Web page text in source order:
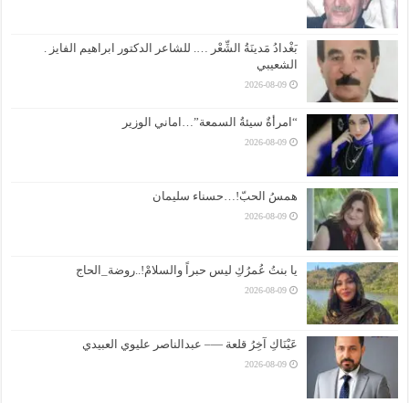
بَغْدادُ مَدينَةُ الشِّعْر …. للشاعر الدكتور ابراهيم الفايز .
الشعيبي
2026-08-09
“امرأةٌ سيئةُ السمعة”…اماني الوزير
2026-08-09
همسُ الحبّ!…حسناء سليمان
2026-08-09
يا بنتُ عُمرُكِ ليس حبراً والسلامْ!..روضة_الحاج
2026-08-09
عَيْنَاكِ آخِرُ قلعة —– عبدالناصر عليوي العبيدي
2026-08-09